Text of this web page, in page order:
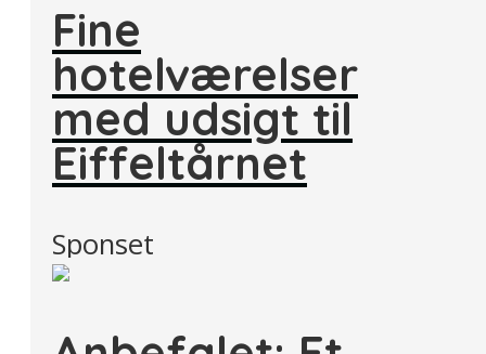
Fine
hotelværelser
med udsigt til
Eiffeltårnet
Sponset